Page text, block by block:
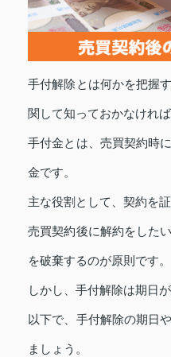
手付解除とは何かを把握
関して知っておかなければ
手付金とは、売買契約時
金です。
主な役割として、契約を
売買契約後に解約をした
を破棄するのが原則です。
しかし、手付解除は期日
以下で、手付解除の期日
ましょう。